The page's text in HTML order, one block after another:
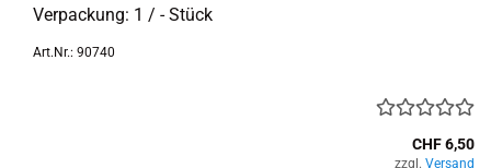
Ver­pa­ckung: 1 / - Stück
Art.Nr.: 90740
CHF 6,50
zzgl. Versand